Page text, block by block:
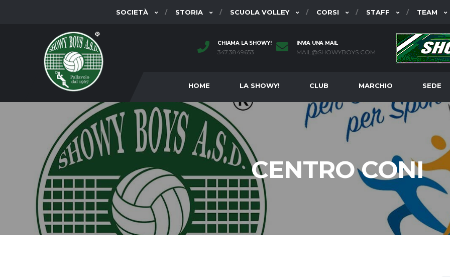
SOCIETÀ STORIA SCUOLA VOLLEY CORSI STAFF TEAM
CHIAMA LA SHOWY!
347.3849653
INVIA UNA MAIL
MAIL@SHOWYBOYS.COM
HOME LA SHOWY! CLUB MARCHIO SEDE
CENTRO CONI